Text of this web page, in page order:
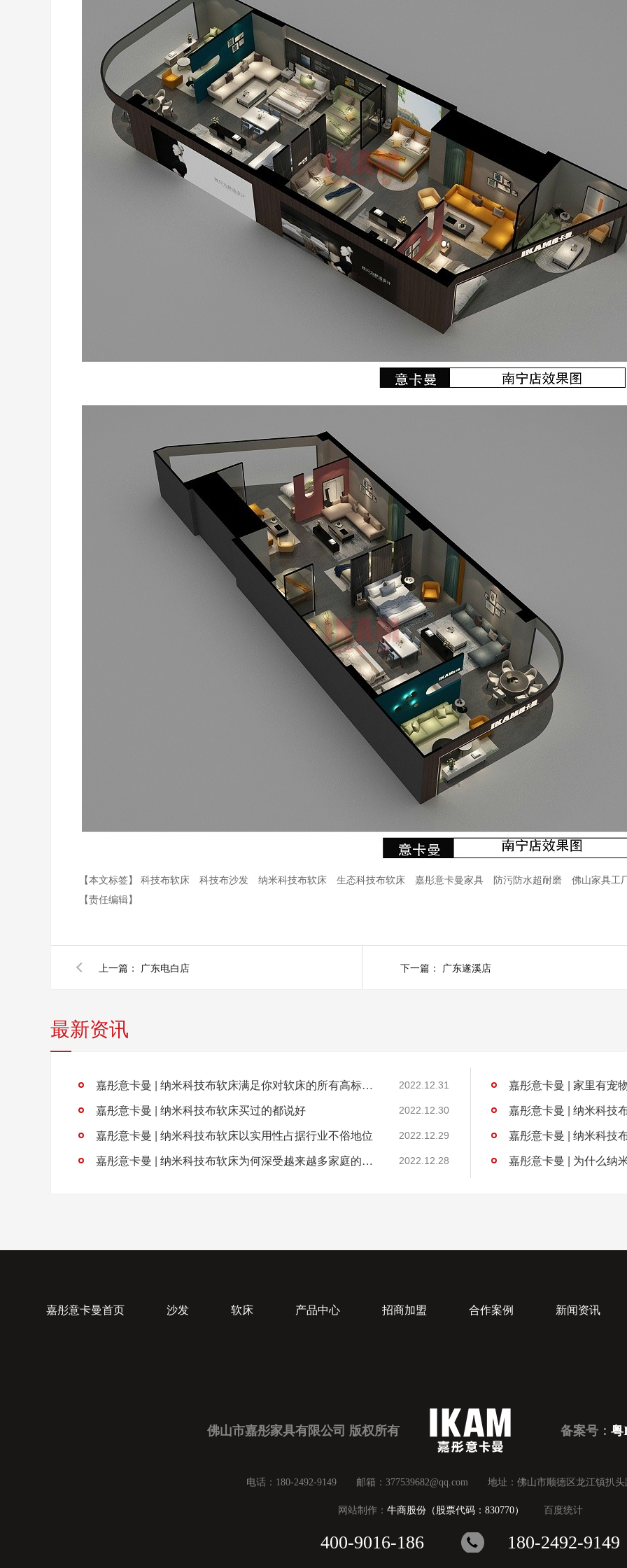
【本文标签】 科技布软床 科技布沙发 纳米科技布软床 生态科技布软床 嘉彤意卡曼家具 防污防水超耐磨
佛山家具工
【责任编辑】
上一篇： 广东电白店 下一篇： 广东遂溪店
最新资讯
嘉彤意卡曼 | 纳米科技布软床满足你对软床的所有高标准要求 2022.12.31
嘉彤意卡曼 | 纳米科技布软床买过的都说好 2022.12.30
嘉彤意卡曼 | 纳米科技布软床以实用性占据行业不俗地位 2022.12.29
嘉彤意卡曼 | 纳米科技布软床为何深受越来越多家庭的欢迎？ 2022.12.28
嘉彤意卡曼 | 家里有宠
嘉彤意卡曼 | 纳米科技
嘉彤意卡曼 | 纳米科技
嘉彤意卡曼 | 为什么纳
嘉彤意卡曼首页 沙发 软床 产品中心 招商加盟 合作案例 新闻资讯
佛山市嘉彤家具有限公司 版权所有 备案号： 粤
电话：180-2492-9149 邮箱：377539682@qq.com 地址：佛山市顺德区龙江镇扒头
网站制作： 牛商股份（股票代码：830770） 百度统计
400-9016-186 180-2492-9149